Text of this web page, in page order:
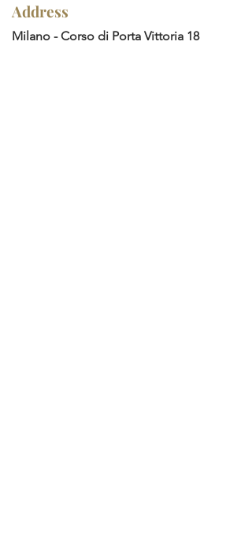
Address
Milano - Corso di Porta Vittoria 18